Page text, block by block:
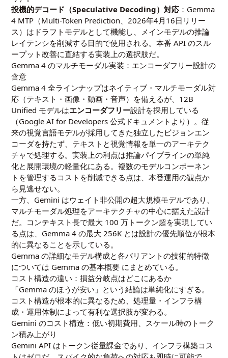
投機的デコード（Speculative Decoding）対応：Gemma
4 MTP（Multi-Token Prediction、2026年4月16日リリー
ス）はドラフトモデルとして機能し、メインモデルの推論
レイテンシを削減する目的で使用される。本番 API のスル
ープット改善に直結する実装上の選択肢だ。
Gemma 4 のマルチモーダル実装：エンコーダフリー設計の
含意
Gemma 4 全ラインナップはネイティブ・マルチモーダル対
応（テキスト・画像・動画・音声）を備えるが、12B
Unified モデルはエンコーダフリー設計を採用している
（Google AI for Developers 公式ドキュメントより）。従
来の視覚言語モデルが採用してきた独立したビジョンエン
コーダを持たず、テキストと視覚情報を単一のアーキテク
チャで処理する。実装上の利点は推論パイプラインの単純
化と展開環境の軽量化にある。複数のモデルコンポーネン
トを管理するコストを削減できる点は、本番運用の観点か
ら見逃せない。
一方、Gemini はウェイト非公開の超大規模モデルであり、
マルチモーダル処理をアーキテクチャの中心に据えた設計
だ。コンテキスト長で最大 100 万トークン超を実現してい
る点は、Gemma 4 の最大 256K とは設計の優先順位が根本
的に異なることを示している。
Gemma の詳細なモデル構成と各バリアントの技術的特徴
については Gemma の基本概要 にまとめている。
コスト構造の違い：損益分岐点はどこにあるか
「Gemma のほうが安い」という結論は単純化にすぎる。
コスト構造が根本的に異なるため、処理量・インフラ構
成・運用体制によって有利な選択肢が変わる。
Gemini のコスト構造：低い初期費用、スケール時のトーク
ン積み上がり
Gemini API はトークン従量課金であり、インフラ構築コス